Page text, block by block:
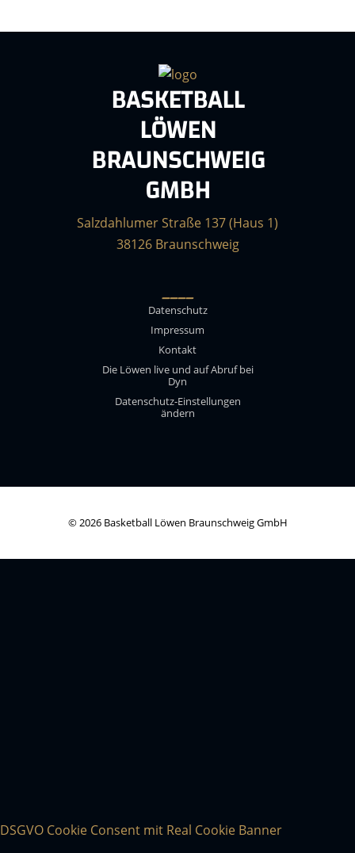
BASKETBALL
LÖWEN
BRAUNSCHWEIG
GMBH
Salzdahlumer Straße 137 (Haus 1)
38126 Braunschweig
____
Datenschutz
Impressum
Kontakt
Die Löwen live und auf Abruf bei
Dyn
Datenschutz-Einstellungen
ändern
© 2026 Basketball Löwen Braunschweig GmbH
DSGVO Cookie Consent mit Real Cookie Banner